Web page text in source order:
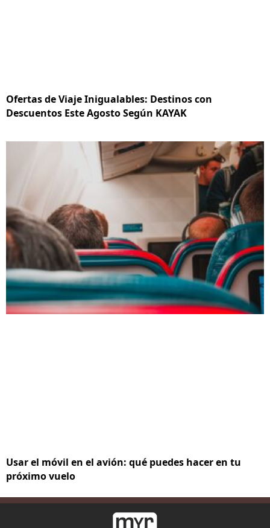
Ofertas de Viaje Inigualables: Destinos con
Descuentos Este Agosto Según KAYAK
Usar el móvil en el avión: qué puedes hacer en tu
próximo vuelo